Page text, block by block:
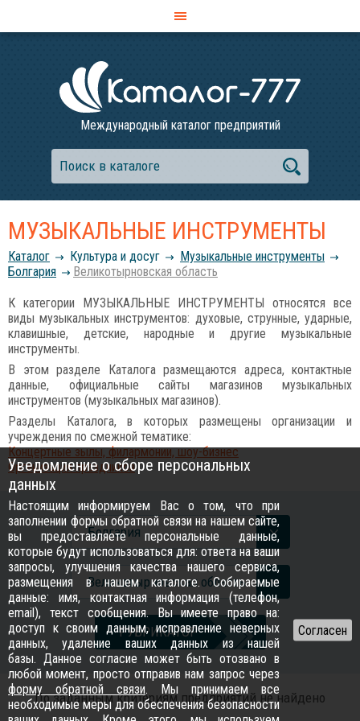
Международный каталог предприятий
МУЗЫКАЛЬНЫЕ ИНСТРУМЕНТЫ
Каталог Культура и досуг
Музыкальные инструменты
Болгария
Великотырновская область
К категории МУЗЫКАЛЬНЫЕ ИНСТРУМЕНТЫ относятся все
виды музыкальных инструментов: духовые, струнные, ударные,
клавишные, детские, народные и другие музыкальные
инструменты.
В этом разделе Каталога размещаются адреса, контактные
данные, официальные сайты магазинов музыкальных
инструментов (музыкальных магазинов).
Разделы Каталога, в которых размещены организации и
учреждения по смежной тематике:
Концертные зылы, филармонии, шоу-бизнес
Организация праздников
Болгария
Великотырновская область
РУБРИКАТОР
По заданным критериям предприятий не найдено
Уведомление о сборе персональных
данных
Настоящим информируем Вас о том, что при
заполнении формы обратной связи на нашем сайте,
вы предоставляете персональные данные,
которые будут использоваться для: ответа на ваши
запросы, улучшения качества нашего сервиса,
размещения в нашем каталоге. Собираемые
данные: имя, контактная информация (телефон,
email), текст сообщения. Вы имеете право на:
доступ к своим данным, исправление неверных
данных, удаление ваших данных из нашей
базы. Данное согласие может быть отозвано в
любой момент, просто отправив нам запрос через
форму обратной связи. Мы принимаем все
необходимые меры для обеспечения безопасности